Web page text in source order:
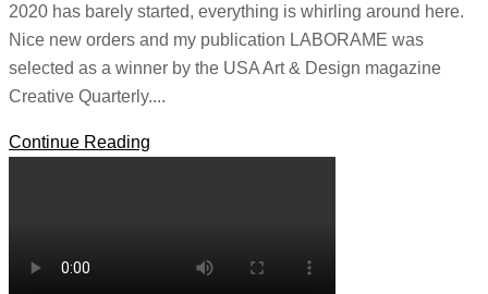
2020 has barely started, everything is whirling around here.
Nice new orders and my publication LABORAME was
selected as a winner by the USA Art & Design magazine
Creative Quarterly....
Continue Reading